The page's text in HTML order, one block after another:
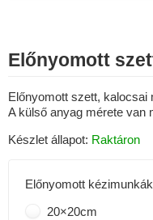
Előnyomott
Előnyomott szett, kalocsai
A külső anyag mérete van
Készlet állapot: Raktáron
Előnyomott kézimunkák
20×20cm